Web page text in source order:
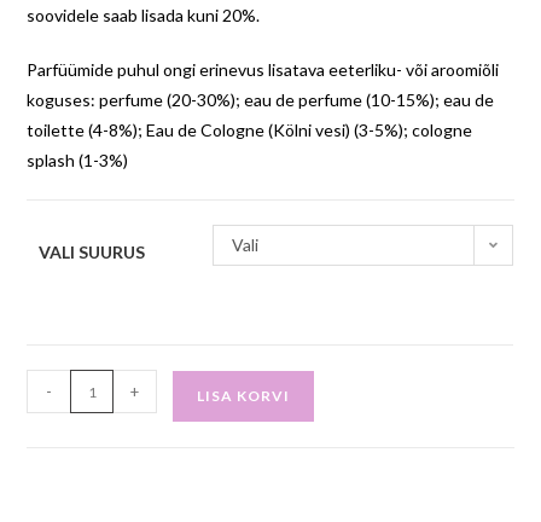
soovidele saab lisada kuni 20%.
Parfüümide puhul ongi erinevus lisatava eeterliku- või aroomiõli
koguses: perfume (20-30%); eau de perfume (10-15%); eau de
toilette (4-8%); Eau de Cologne (Kölni vesi) (3-5%); cologne
splash (1-3%)
VALI SUURUS Vali
- + LISA KORVI